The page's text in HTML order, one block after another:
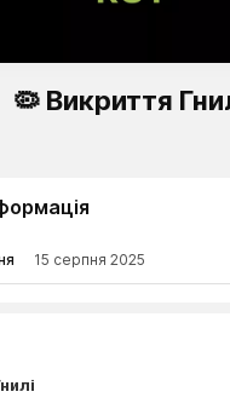
🦠 Викриття
15 серпня 2025